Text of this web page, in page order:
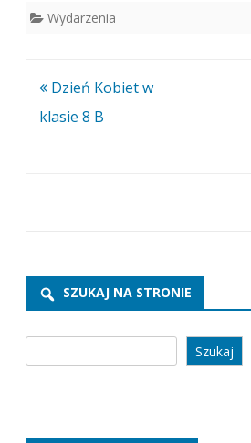
Wydarzenia
Nawigacja
wpisu
Dzień Kobiet w
klasie 8 B
SZUKAJ NA STRONIE
Szukaj